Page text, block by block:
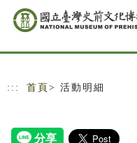
跳到主要內容
網站導覽
::: 首頁 > 活動明細